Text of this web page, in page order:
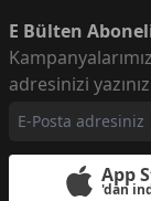
E Bülten
adresinizi
App
'dan